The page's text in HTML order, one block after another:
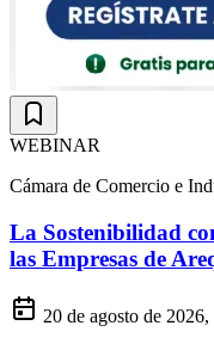
WEBINAR
Cámara de Comercio e
La Sostenibilidad
las Empresas de
20 de agosto de